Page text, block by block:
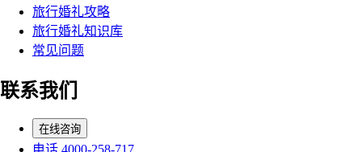
旅行婚礼攻略
旅行婚礼知识库
常见问题
联系我们
在线咨询